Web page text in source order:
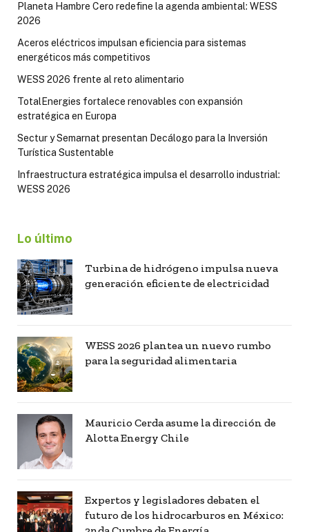
Planeta Hambre Cero redefine la agenda ambiental: WESS
2026
Aceros eléctricos impulsan eficiencia para sistemas
energéticos más competitivos
WESS 2026 frente al reto alimentario
TotalEnergies fortalece renovables con expansión
estratégica en Europa
Sectur y Semarnat presentan Decálogo para la Inversión
Turística Sustentable
Infraestructura estratégica impulsa el desarrollo industrial:
WESS 2026
Lo último
Turbina de hidrógeno impulsa nueva
generación eficiente de electricidad
WESS 2026 plantea un nuevo rumbo
para la seguridad alimentaria
Mauricio Cerda asume la dirección de
Alotta Energy Chile
Expertos y legisladores debaten el
futuro de los hidrocarburos en México: